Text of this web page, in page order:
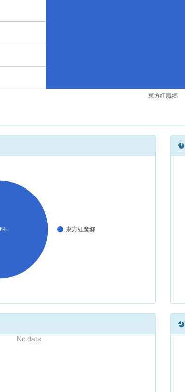
東方紅魔郷
東方紅魔郷
No data